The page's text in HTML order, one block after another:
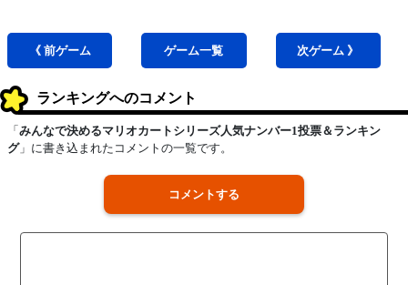
《 前ゲーム ゲーム一覧 次ゲーム 》
ランキングへのコメント
「 みんなで決めるマリオカートシリーズ人気ナンバー1投票＆ランキン
グ」に書き込まれたコメントの一覧です。
コメントする